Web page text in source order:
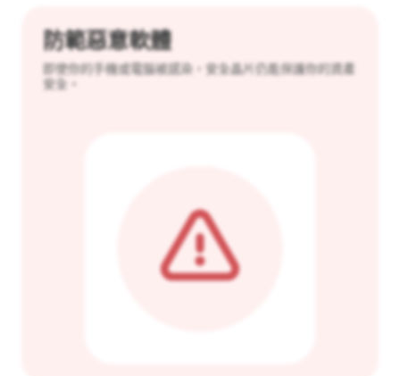
防範惡意軟體
即使你的手機或電腦被感染，安全晶片仍能保護你的資產
安全。